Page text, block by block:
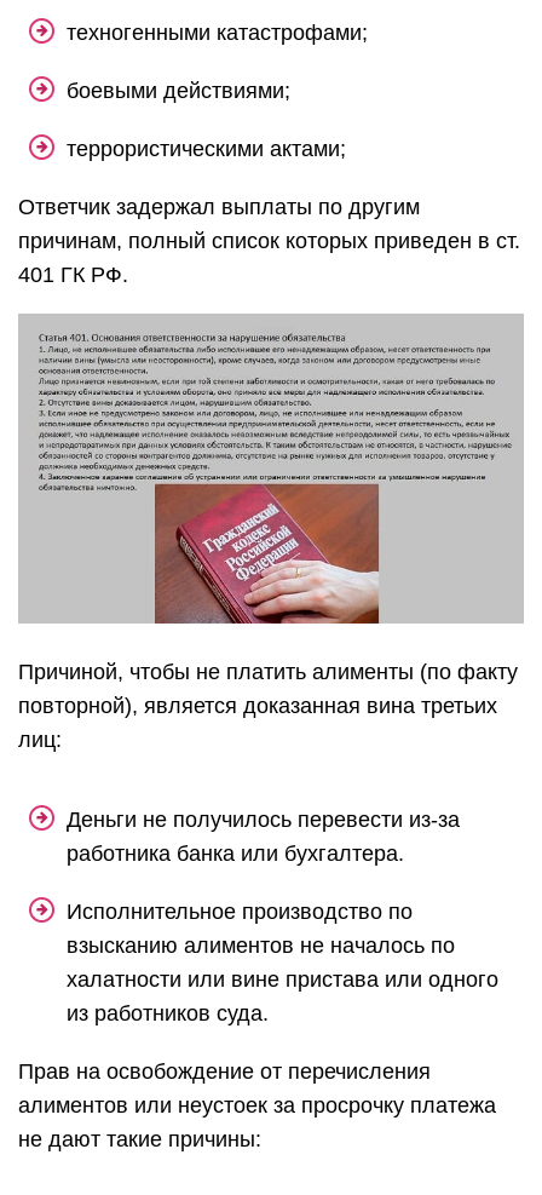
техногенными катастрофами;
боевыми действиями;
террористическими актами;
Ответчик задержал выплаты по другим
причинам, полный список которых приведен в ст.
401 ГК РФ.
Причиной, чтобы не платить алименты (по факту
повторной), является доказанная вина третьих
лиц:
Деньги не получилось перевести из-за
работника банка или бухгалтера.
Исполнительное производство по
взысканию алиментов не началось по
халатности или вине пристава или одного
из работников суда.
Прав на освобождение от перечисления
алиментов или неустоек за просрочку платежа
не дают такие причины: